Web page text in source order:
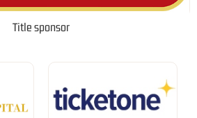
Title sponsor